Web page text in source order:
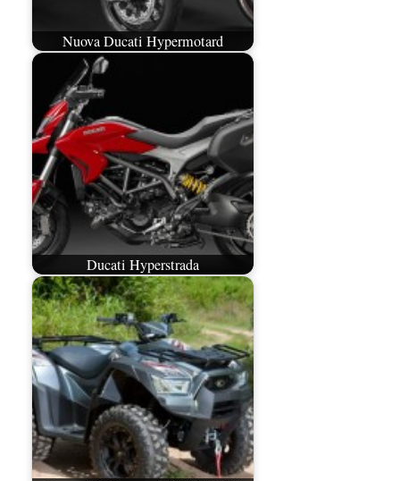
Nuova Ducati Hypermotard
Ducati Hyperstrada